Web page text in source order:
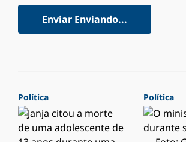
Enviar Enviando...
Política Política